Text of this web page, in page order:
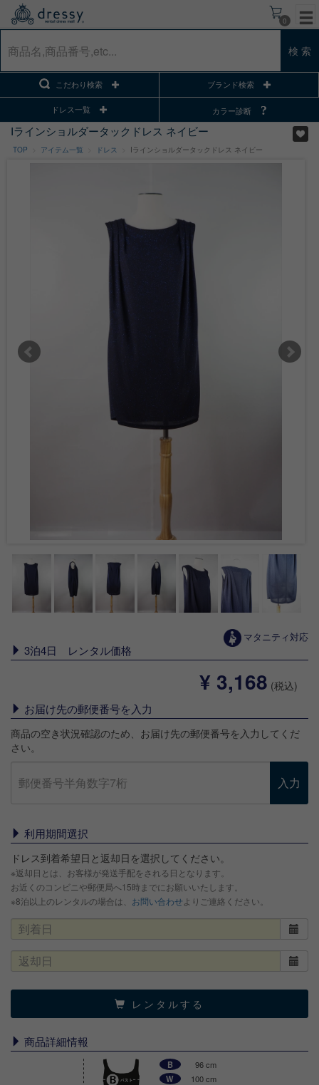
0
検 索
こだわり検索 ブランド検索
ドレス一覧 カラー診断
Iラインショルダータックドレス ネイビー
TOP アイテム一覧 ドレス Iラインショルダータックドレス ネイビー
マタニティ対応
3泊4日 レンタル価格
¥ 3,168 (税込)
お届け先の郵便番号を入力
商品の空き状況確認のため、お届け先の郵便番号を入力してくだ
さい。
入力
利用期間選択
ドレス到着希望日と返却日を選択してください。
※返却日とは、お客様が発送手配をされる日となります。
お近くのコンビニや郵便局へ15時までにお願いいたします。
※8泊以上のレンタルの場合は、 お問い合わせ よりご連絡ください。
レンタルする
商品詳細情報
B
96 cm
W
100 cm